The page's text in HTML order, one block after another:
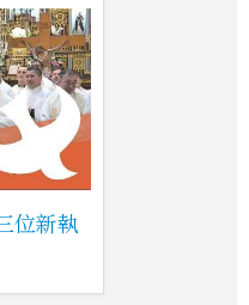
位新執